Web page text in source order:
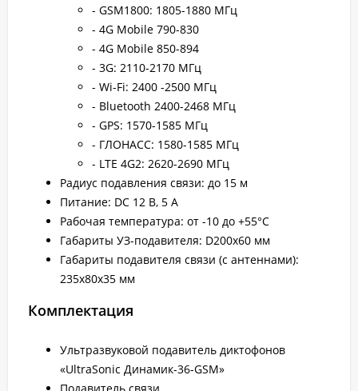
- GSM1800: 1805-1880 МГц
- 4G Mobile 790-830
- 4G Mobile 850-894
- 3G: 2110-2170 МГц
- Wi-Fi: 2400 -2500 МГц
- Bluetooth 2400-2468 МГц
- GPS: 1570-1585 МГц
- ГЛОНАСС: 1580-1585 МГц
- LTE 4G2: 2620-2690 МГц
Радиус подавления связи: до 15 м
Питание: DC 12 В, 5 А
Рабочая температура: от -10 до +55°C
Габариты УЗ-подавителя: D200x60 мм
Габариты подавителя связи (с антеннами):
235х80х35 мм
Комплектация
Ультразвуковой подавитель диктофонов
«UltraSonic Динамик-36-GSM»